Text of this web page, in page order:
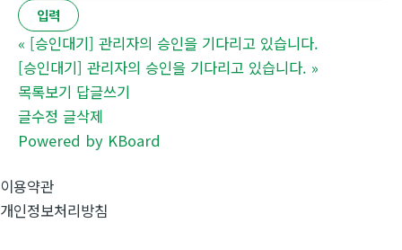
« [승인대기] 관리자의 승인을 기다리고 있습니다.
[승인대기] 관리자의 승인을 기다리고 있습니다. »
목록보기 답글쓰기
글수정 글삭제
Powered by KBoard
이용약관
개인정보처리방침